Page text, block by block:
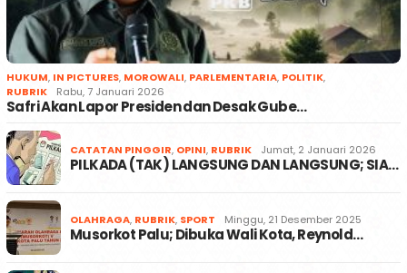
HUKUM, IN PICTURES, MOROWALI, PARLEMENTARIA, POLITIK,
RUBRIK
Rabu, 7 Januari 2026
Safri Akan Lapor Presiden dan Desak Gube…
CATATAN PINGGIR, OPINI, RUBRIK Jumat, 2 Januari 2026
PILKADA (TAK) LANGSUNG DAN LANGSUNG; SIA…
OLAHRAGA, RUBRIK, SPORT Minggu, 21 Desember 2025
Musorkot Palu; Dibuka Wali Kota, Reynold…